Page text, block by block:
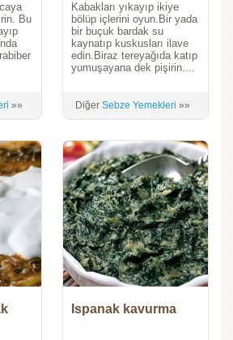
Bu
»»
Kabakları yıkayıp ikiye
bölüp içlerini oyun.Bir yada
bir buçuk bardak su
kaynatıp kuskusları ilave
edin.Biraz tereyağıda katıp
yumuşayana dek pişirin....
Diğer Sebze Yemekleri »»
Ispanak kavurma